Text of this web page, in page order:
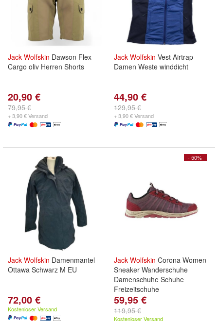
Jack Wolfskin Dawson Flex
Cargo oliv Herren Shorts
20,90 €
79,95 €
+ 3,90 € Versand
Jack Wolfskin Vest Airtrap
Damen Weste winddicht
44,90 €
129,95 €
+ 3,90 € Versand
Jack Wolfskin Damenmantel
Ottawa Schwarz M EU
72,00 €
Kostenloser Versand
- 50%
Jack Wolfskin Corona Women
Sneaker Wanderschuhe
Damenschuhe Schuhe
Freizeitschuhe
59,95 €
119,95 €
Kostenloser Versand